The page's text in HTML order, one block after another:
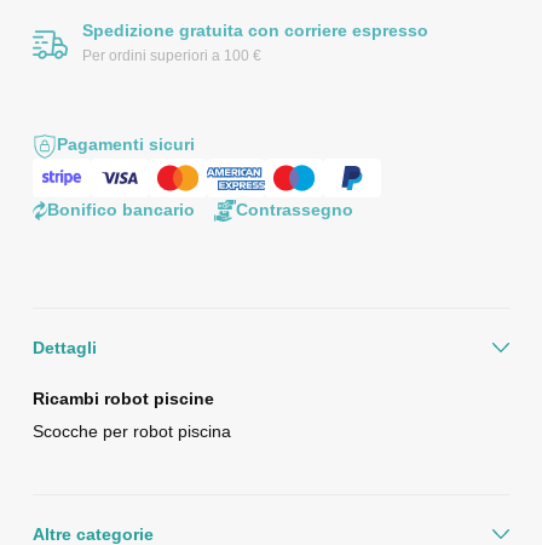
Spedizione gratuita con corriere espresso
Per ordini superiori a 100 €
Pagamenti sicuri
Bonifico bancario Contrassegno
Dettagli
Ricambi robot piscine
Scocche per robot piscina
Altre categorie